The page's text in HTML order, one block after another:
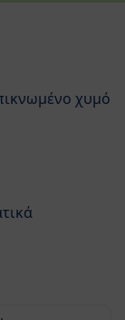
χυμό